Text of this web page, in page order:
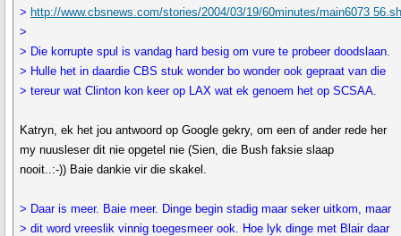
> http://www.cbsnews.com/stories/2004/03/19/60minutes/main6073
>
> Die korrupte spul is vandag hard besig om vure te probeer doodslaan.
> Hulle het in daardie CBS stuk wonder bo wonder ook gepraat van die
> tereur wat Clinton kon keer op LAX wat ek genoem het op SCSAA.
Katryn, ek het jou antwoord op Google gekry, om een of ander rede her
my nuusleser dit nie opgetel nie (Sien, die Bush faksie slaap
nooit..:-)) Baie dankie vir die skakel.
> Daar is meer. Baie meer. Dinge begin stadig maar seker uitkom, maar
> dit word vreeslik vinnig toegesmeer ook. Hoe lyk dinge met Blair daar